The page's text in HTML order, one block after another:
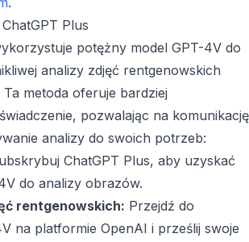
Plus
potężny model GPT-4V do
analizy zdjęć rentgenowskich
metoda oferuje bardziej
pozwalając na komunikację
analizy do swoich potrzeb:
ChatGPT Plus, aby uzyskać
do analizy obrazów.
rentgenowskich: Przejdź do
na platformie OpenAI i prześlij swoje